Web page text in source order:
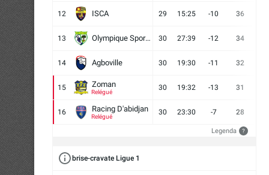
12 ISCA 29 15:25 -10 36
13 Olympique Sport d'Abobo FC 30 27:39 -12 34
14 Agboville 30 19:30 -11 32
15 Zoman
Relégué
30 19:32 -13 31
16 Racing D'abidjan
Relégué
30 23:30 -7 28
Legenda ?
brise-cravate Ligue 1